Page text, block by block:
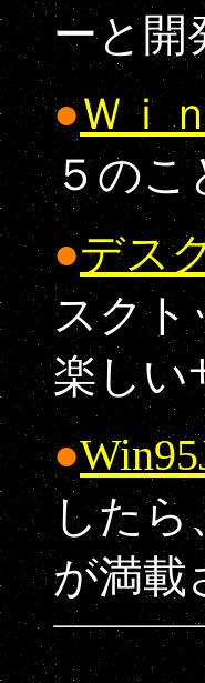
ーと開
●Ｗｉ
５のこ
●デス
スクト
楽しい
●
したら
が満載